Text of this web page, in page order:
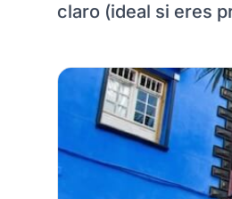
claro (ideal si eres